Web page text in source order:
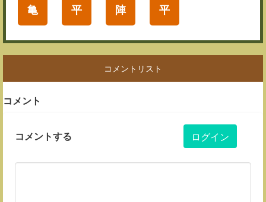
亀 平 陣 平
コメントリスト
コメント
コメントする ログイン